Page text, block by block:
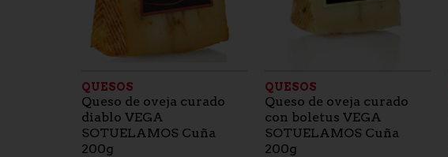
QUESOS
Queso de oveja curado
diablo VEGA
SOTUELAMOS Cuña
200g
QUESOS
Queso de oveja curado
con boletus VEGA
SOTUELAMOS Cuña
200g